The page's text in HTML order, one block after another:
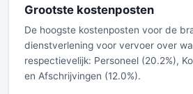
Grootste kostenposten
De hoogste kostenposten voor de
dienstverlening voor vervoer over
respectievelijk: Personeel (20.2%),
en Afschrijvingen (12.0%).